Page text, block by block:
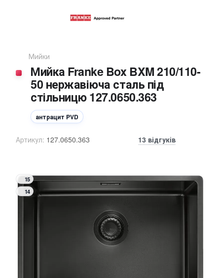
Мийки
Мийка Franke Box BXM 210/110-
50 нержавіюча сталь під
стільницю 127.0650.363
антрацит PVD
Артикул: 127.0650.363 13 відгуків
15
14